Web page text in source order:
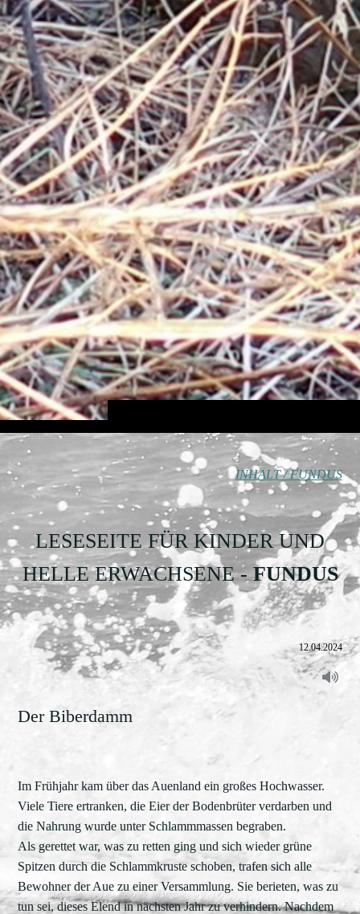
INHALT / FUNDUS
LESESEITE FÜR KINDER UND
HELLE ERWACHSENE- FUNDUS
12.04.2024
Der Biberdamm
Im Frühjahr kam über das Auenland ein großes Hochwasser.
Viele Tiere ertranken, die Eier der Bodenbrüter verdarben und
die Nahrung wurde unter Schlammmassen begraben.
Als gerettet war, was zu retten ging und sich wieder grüne
Spitzen durch die Schlammkruste schoben, trafen sich alle
Bewohner der Aue zu einer Versammlung. Sie berieten, was zu
tun sei, dieses Elend in nächsten Jahr zu verhindern. Nachdem